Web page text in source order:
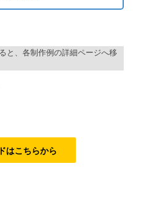
問）
と、各制作例の詳細ページへ移
はこちらから